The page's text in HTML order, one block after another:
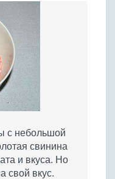
с небольшой
свинина
и вкуса. Но
свой вкус.